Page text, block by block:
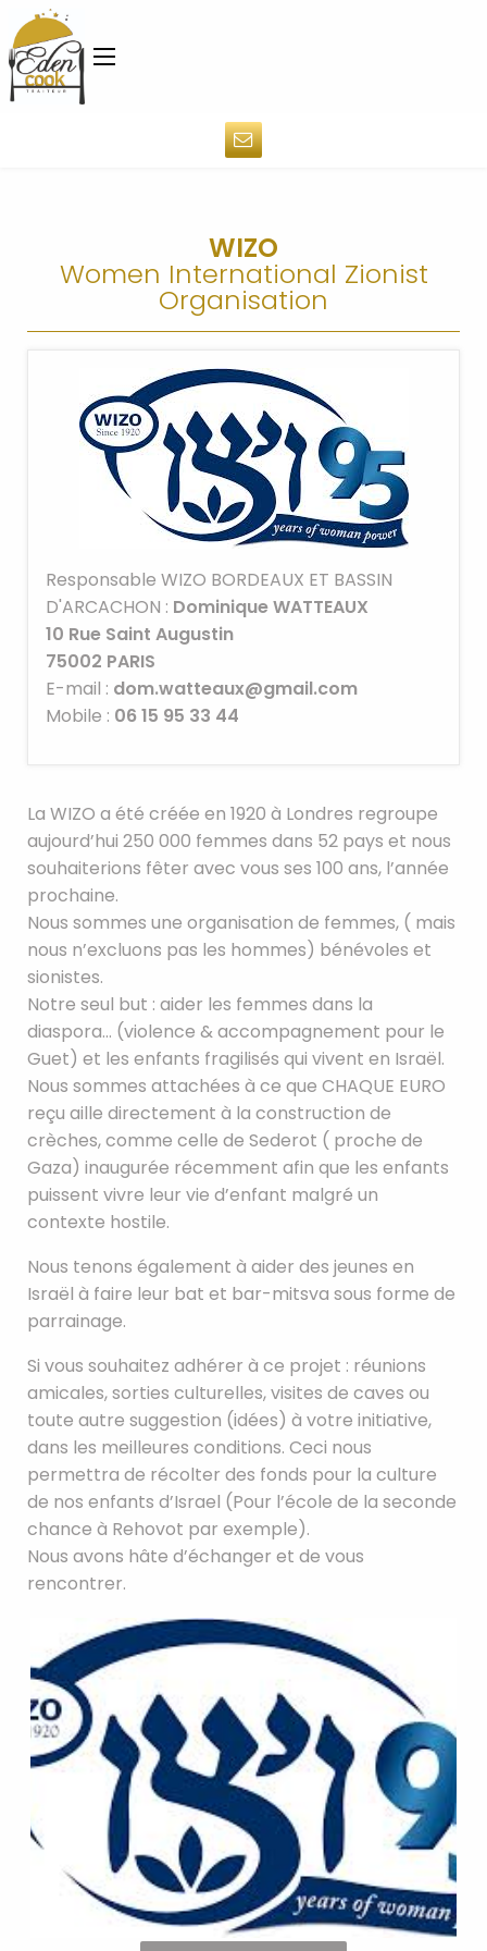
WIZO
Women International Zionist
Organisation
Responsable WIZO BORDEAUX ET BASSIN
D'ARCACHON : Dominique WATTEAUX
10 Rue Saint Augustin
75002 PARIS
E-mail : dom.watteaux@gmail.com
Mobile : 06 15 95 33 44
La WIZO a été créée en 1920 à Londres regroupe
aujourd’hui 250 000 femmes dans 52 pays et nous
souhaiterions fêter avec vous ses 100 ans, l’année
prochaine.
Nous sommes une organisation de femmes, ( mais
nous n’excluons pas les hommes) bénévoles et
sionistes.
Notre seul but : aider les femmes dans la
diaspora… (violence & accompagnement pour le
Guet) et les enfants fragilisés qui vivent en Israël.
Nous sommes attachées à ce que CHAQUE EURO
reçu aille directement à la construction de
crèches, comme celle de Sederot ( proche de
Gaza) inaugurée récemment afin que les enfants
puissent vivre leur vie d’enfant malgré un
contexte hostile.
Nous tenons également à aider des jeunes en
Israël à faire leur bat et bar-mitsva sous forme de
parrainage.
Si vous souhaitez adhérer à ce projet : réunions
amicales, sorties culturelles, visites de caves ou
toute autre suggestion (idées) à votre initiative,
dans les meilleures conditions. Ceci nous
permettra de récolter des fonds pour la culture
de nos enfants d’Israel (Pour l’école de la seconde
chance à Rehovot par exemple).
Nous avons hâte d’échanger et de vous
rencontrer.